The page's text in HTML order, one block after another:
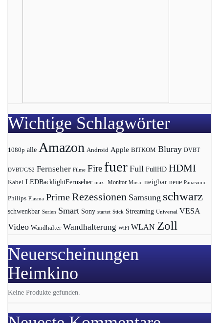
Wichtige Schlagwörter
1080p alle Amazon Android Apple BITKOM Bluray DVBT
DVBT/C/S2 Fernseher Filme Fire fuer Full FullHD HDMI
Kabel LEDBacklightFernseher max. Monitor Music neigbar neue Panasonic
Philips Plasma PrimeRezessionen Samsung schwarz
schwenkbar Serien Smart Sony startet Stick Streaming Universal VESA
Video Wandhalter Wandhalterung WiFi WLAN Zoll
Neuerscheinungen
Heimkino
Keine Produkte gefunden.